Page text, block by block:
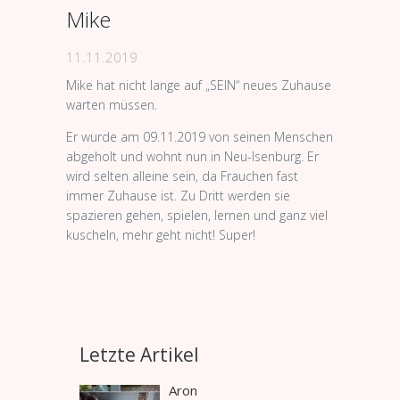
Mike
11.11.2019
Mike hat nicht lange auf „SEIN“ neues Zuhause
warten müssen.
Er wurde am 09.11.2019 von seinen Menschen
abgeholt und wohnt nun in Neu-Isenburg. Er
wird selten alleine sein, da Frauchen fast
immer Zuhause ist. Zu Dritt werden sie
spazieren gehen, spielen, lernen und ganz viel
kuscheln, mehr geht nicht! Super!
Letzte Artikel
Aron